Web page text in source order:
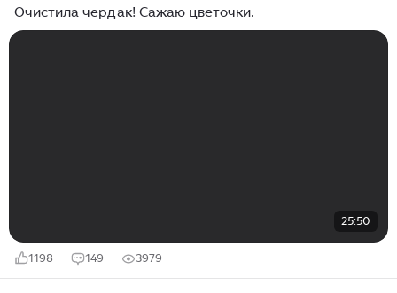
Очистила чердак! Сажаю цветочки.
25:50
1198 149 3979